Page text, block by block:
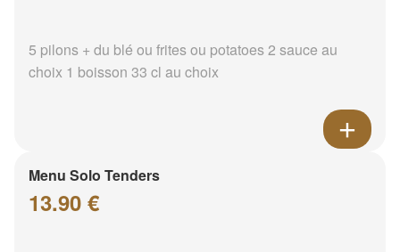
5 pilons + du blé ou frites ou potatoes 2 sauce au
choix 1 boisson 33 cl au choix
Menu Solo Tenders
13.90 €